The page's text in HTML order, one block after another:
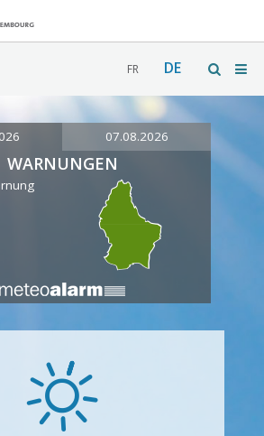
FR DE
07.08.2026
WARNUNGEN